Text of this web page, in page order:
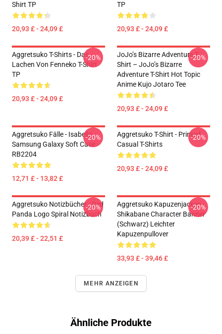
Shirt TP
20,93 £ - 24,09 £
TP
20,93 £ - 24,09 £
Aggretsuko T-Shirts - Das
Lachen Von Fenneko T-Shirt
TP
20,93 £ - 24,09 £
-20%
JoJo’s Bizarre Adventure T-
Shirt – JoJo’s Bizarre
Adventure T-Shirt Hot Topic
Anime Kujo Jotaro Tee
20,93 £ - 24,09 £
-20%
Aggretsuko Fälle - Isabelle
Samsung Galaxy Soft Case
RB2204
12,71 £ - 13,82 £
-20%
Aggretsuko T-Shirt - Printed
Casual T-Shirts
20,93 £ - 24,09 £
-20%
Aggretsuko Notizbücher - Red
Panda Logo Spiral Notizbuch
20,39 £ - 22,51 £
-20%
Aggretsuko Kapuzenjacken -
Shikabane Character Banner
(Schwarz) Leichter
Kapuzenpullover
33,93 £ - 39,46 £
-20%
MEHR ANZEIGEN
Ähnliche Produkte